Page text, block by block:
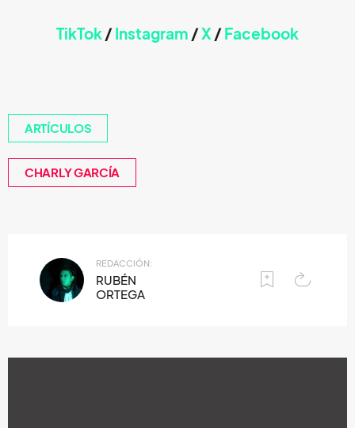
TikTok/Instagram /X /Facebook
ARTÍCULOS
CHARLY GARCÍA
REDACCIÓN:
RUBÉN
ORTEGA